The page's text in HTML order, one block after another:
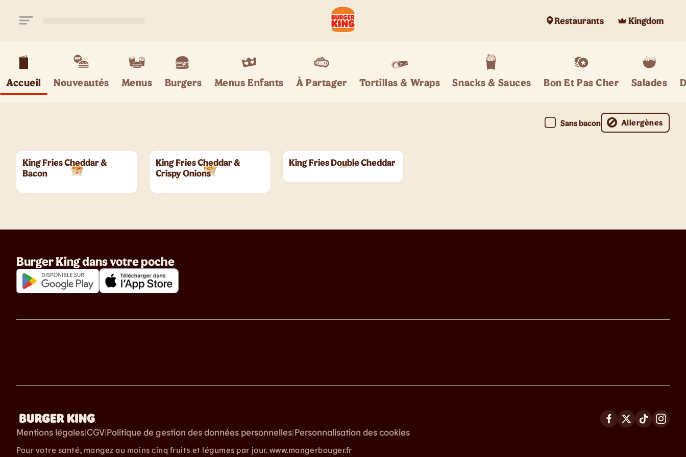
Restaurants
Kingdom
Accueil Nouveautés Menus Burgers Menus Enfants À Partager Tortillas & Wraps Snacks & Sauces Bon Et Pas Cher Salades
Sans bacon Allergènes
King Fries Cheddar &
Bacon
King Fries Cheddar &
Crispy Onions
King Fries Double Cheddar
Burger King dans votre poche
Mentions légales|CGV|Politique de gestion des données personnelles|Personnalisation des cookies
Pour votre santé, mangez au moins cinq fruits et légumes par jour. www.mangerbouger.fr